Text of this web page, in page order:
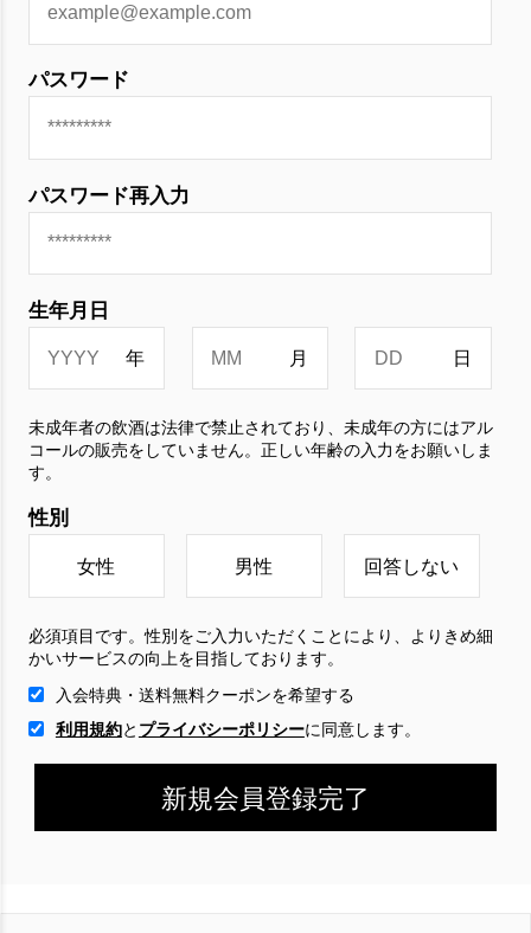
パスワード
パスワード再入力
生年月日
未成年者の飲酒は法律で禁止されており、未成年の方にはアル
コールの販売をしていません。正しい年齢の入力をお願いしま
す。
性別
女性 男性 回答しない
必須項目です。性別をご入力いただくことにより、よりきめ細
かいサービスの向上を目指しております。
入会特典・送料無料クーポンを希望する
利用規約と プライバシーポリシーに 同意します。